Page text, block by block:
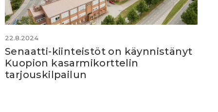
22.8.2024
Senaatti-kiinteistöt on käynnistänyt
Kuopion kasarmikorttelin
tarjouskilpailun